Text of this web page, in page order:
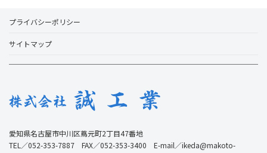
プライバシーポリシー
サイトマップ
愛知県名古屋市中川区蔦元町2丁目47番地
TEL／052-353-7887 FAX／052-353-3400 E-mail／ikeda@makoto-